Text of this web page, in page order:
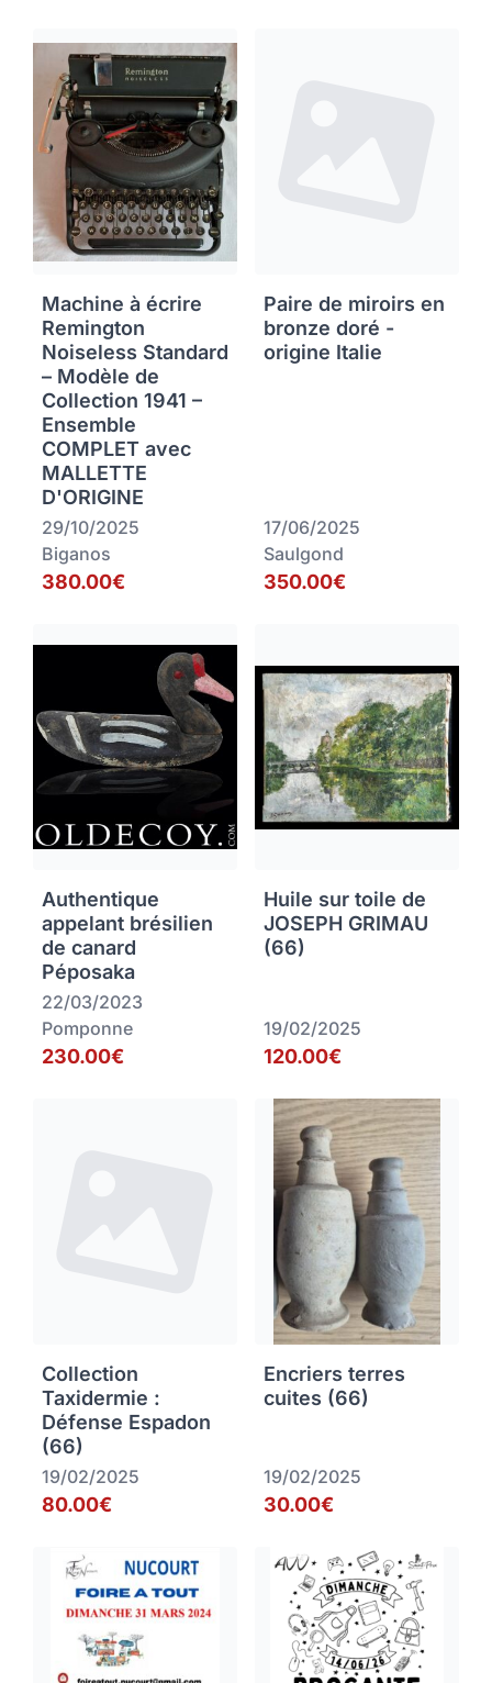
Machine à écrire
Remington
Noiseless Standard
– Modèle de
Collection 1941 –
Ensemble
COMPLET avec
MALLETTE
D'ORIGINE
29/10/2025
Biganos
380.00€
Paire de miroirs en
bronze doré -
origine Italie
17/06/2025
Saulgond
350.00€
Authentique
appelant brésilien
de canard
Péposaka
22/03/2023
Pomponne
230.00€
Huile sur toile de
JOSEPH GRIMAU
(66)
19/02/2025
120.00€
Collection
Taxidermie :
Défense Espadon
(66)
19/02/2025
80.00€
Encriers terres
cuites (66)
19/02/2025
30.00€